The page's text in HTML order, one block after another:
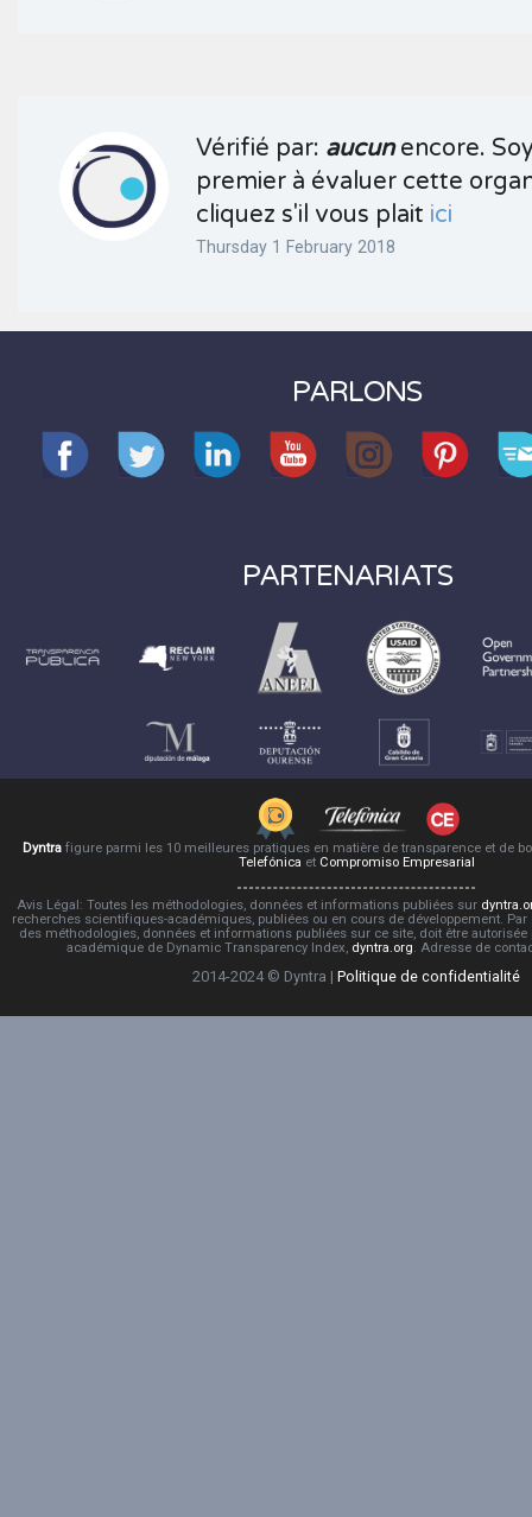
Vérifié par: aucunencore.
premier à évaluer cette
cliquez s'il vous plait ici
Thursday 1 February 2018
PARLONS
PARTENARIATS
Dyntra figure parmi les 10 meilleures pratiques en matière de transparence et de
Telefónica et Compromiso Empresarial
Avis Légal: Toutes les méthodologies, données et informations publiées sur
recherches scientifiques-académiques, publiées ou en cours de développement.
des méthodologies, données et informations publiées sur ce site, doit être
académique de Dynamic Transparency Index, dyntra.org. Adresse de
2014-2024 © Dyntra | Politique de confidentialité